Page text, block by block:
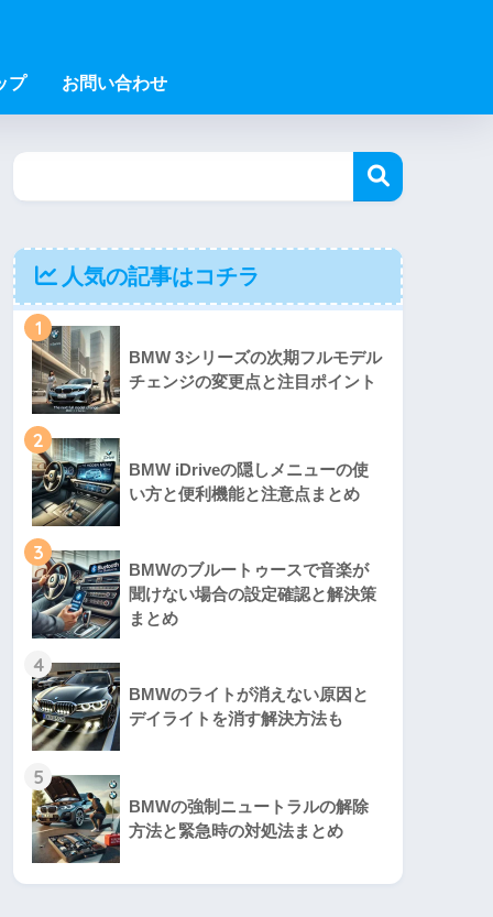
プ お問い合わせ
人気の記事はコチラ
1
BMW 3シリーズの次期フルモデル
チェンジの変更点と注目ポイント
2
BMW iDriveの隠しメニューの使
い方と便利機能と注意点まとめ
3
BMWのブルートゥースで音楽が
聞けない場合の設定確認と解決策
まとめ
4
BMWのライトが消えない原因と
デイライトを消す解決方法も
5
BMWの強制ニュートラルの解除
方法と緊急時の対処法まとめ